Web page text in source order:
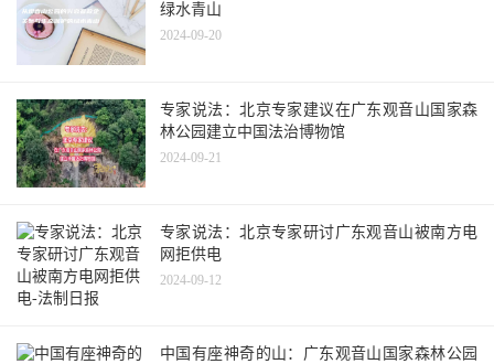
绿水青山
2024-09-20
专家说法：北京专家建议在广东观音山国家森
林公园建立中国法治博物馆
2024-09-21
专家说法：北京专家研讨广东观音山被南方电
网拒供电
2024-09-12
中国有座神奇的山：广东观音山国家森林公园